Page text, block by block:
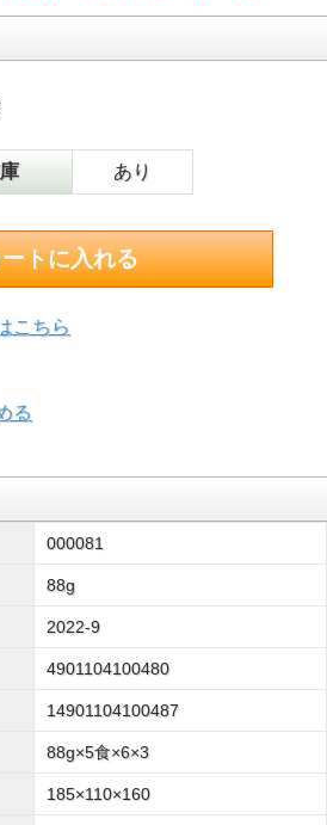
あり
こちら
る
000081
88g
2022-9
4901104100480
14901104100487
88g×5食×6×3
185×110×160